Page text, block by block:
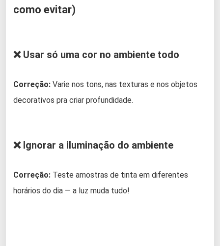
como evitar)
❌ Usar só uma cor no ambiente todo
Correção: Varie nos tons, nas texturas e nos objetos
decorativos pra criar profundidade.
❌ Ignorar a iluminação do ambiente
Correção: Teste amostras de tinta em diferentes
horários do dia — a luz muda tudo!